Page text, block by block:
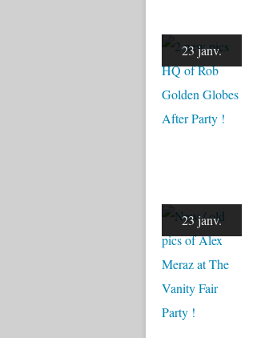
23 janv.
23 janv.